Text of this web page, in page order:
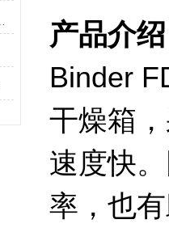
产品介
Binder
干燥箱
速度快
率，也